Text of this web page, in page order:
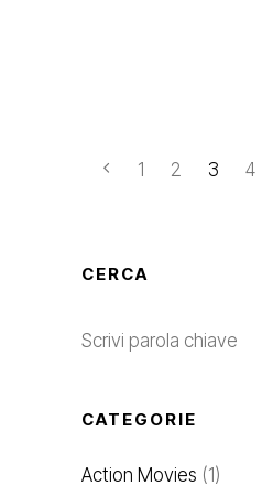
1 2 3 4
CERCA
for:
CATEGORIE
Action Movies (1)